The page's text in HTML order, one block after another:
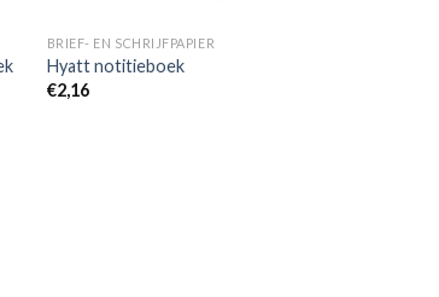
BRIEF- EN SCHRIJFPAPIER
Hyatt notitieboek
€2,16